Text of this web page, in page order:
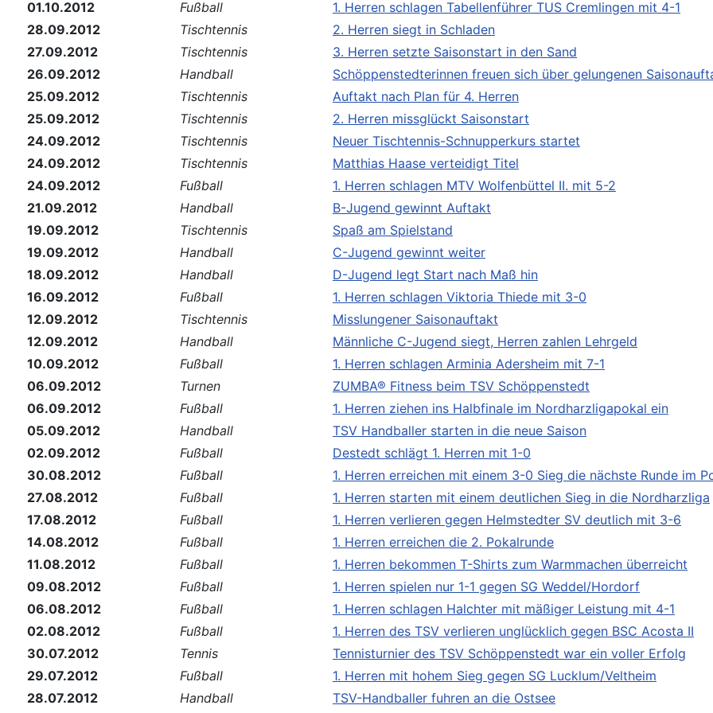
01.10.2012 Fußball
1. Herren schlagen Tabellenführer TUS Cremlingen mit 4-1
28.09.2012
Tischtennis
2. Herren siegt in Schladen
27.09.2012
Tischtennis
3. Herren setzte Saisonstart in den Sand
26.09.2012
Handball
Schöppenstedterinnen freuen sich über gelungenen
25.09.2012
Tischtennis
Auftakt nach Plan für 4. Herren
25.09.2012
Tischtennis
2. Herren missglückt Saisonstart
24.09.2012
Tischtennis
Neuer Tischtennis-Schnupperkurs startet
24.09.2012
Tischtennis
Matthias Haase verteidigt Titel
24.09.2012
Fußball
1. Herren schlagen MTV Wolfenbüttel II. mit 5-2
21.09.2012
Handball
B-Jugend gewinnt Auftakt
19.09.2012
Tischtennis
Spaß am Spielstand
19.09.2012
Handball
C-Jugend gewinnt weiter
18.09.2012
Handball
D-Jugend legt Start nach Maß hin
16.09.2012
Fußball
1. Herren schlagen Viktoria Thiede mit 3-0
12.09.2012
Tischtennis
Misslungener Saisonauftakt
12.09.2012
Handball
Männliche C-Jugend siegt, Herren zahlen Lehrgeld
10.09.2012
Fußball
1. Herren schlagen Arminia Adersheim mit 7-1
06.09.2012
Turnen
ZUMBA® Fitness beim TSV Schöppenstedt
06.09.2012
Fußball
1. Herren ziehen ins Halbfinale im Nordharzligapokal ein
05.09.2012
Handball
TSV Handballer starten in die neue Saison
02.09.2012
Fußball
Destedt schlägt 1. Herren mit 1-0
30.08.2012
Fußball
1. Herren erreichen mit einem 3-0 Sieg die nächste Runde im
27.08.2012
Fußball
1. Herren starten mit einem deutlichen Sieg in die Nordharzliga
17.08.2012
Fußball
1. Herren verlieren gegen Helmstedter SV deutlich mit 3-6
14.08.2012
Fußball
1. Herren erreichen die 2. Pokalrunde
11.08.2012
Fußball
1. Herren bekommen T-Shirts zum Warmmachen überreicht
09.08.2012
Fußball
1. Herren spielen nur 1-1 gegen SG Weddel/Hordorf
06.08.2012
Fußball
1. Herren schlagen Halchter mit mäßiger Leistung mit 4-1
02.08.2012
Fußball
1. Herren des TSV verlieren unglücklich gegen BSC Acosta II
30.07.2012
Tennis
Tennisturnier des TSV Schöppenstedt war ein voller Erfolg
29.07.2012
Fußball
1. Herren mit hohem Sieg gegen SG Lucklum/Veltheim
28.07.2012
Handball
TSV-Handballer fuhren an die Ostsee